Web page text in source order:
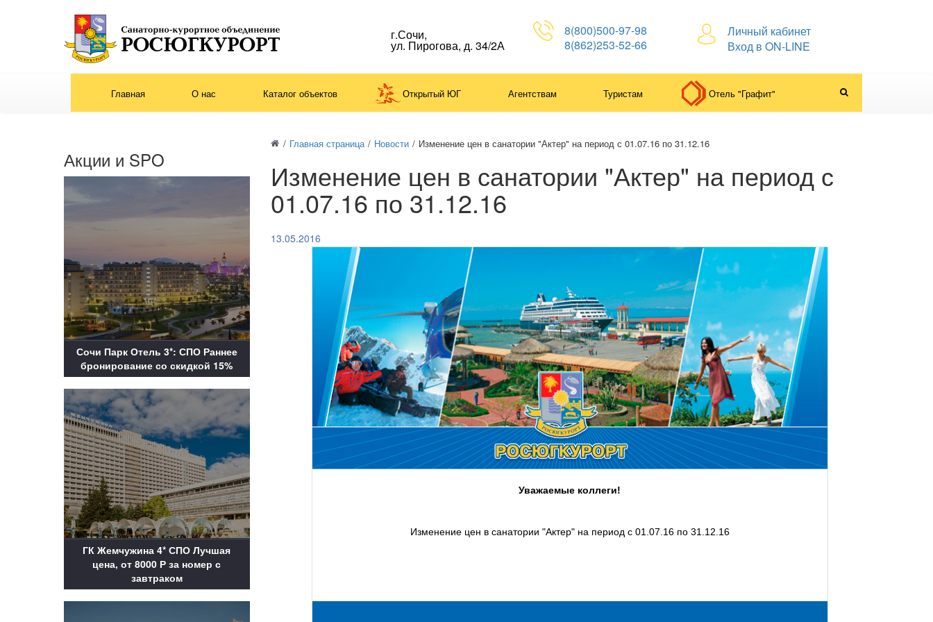
г.Сочи,
ул. Пирогова, д. 34/2А
8(800)500-97-98
8(862)253-52-66
Личный кабинет
Вход в ON-LINE
Главная О нас Каталог объектов Открытый ЮГ Агентствам Туристам Отель "Графит"
/ Главная страница / Новости / Изменение цен в санатории "Актер" на период с 01.07.16 по 31.12.16
Изменение цен в санатории "Актер" на период с
01.07.16 по 31.12.16
Акции и SPO
Сочи Парк Отель 3*: СПО Раннее
бронирование со скидкой 15%
ГК Жемчужина 4* СПО Лучшая
цена, от 8000 Р за номер с
завтраком
13.05.2016
Уважаемые коллеги!
Изменение цен в санатории "Актер" на период с 01.07.16 по 31.12.16